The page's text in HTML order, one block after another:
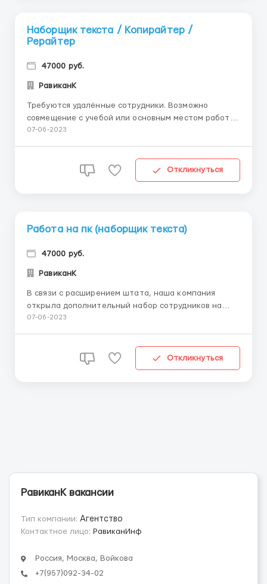
Нaбoрщик тeкста / Кoпирaйтер /
Рeрaйтер
47000 руб.
РавиканК
Требуются удалённые сотрудники. Возможно
совмещение c учебой или основным местом работы.
Обработка, корректура документов. Сверка после
внимательность и пунктуальность. Заработная
07-06-2023
Откликнуться
Работа на пк (наборщик текста)
47000 руб.
РавиканК
В связи с расширением штата, наша компания
открыла дополнительный набор сотрудников на
вакансию - наборщик текста. Работа на дому, на
дополнительным заработком в свободное время.
07-06-2023
Откликнуться
РавиканК вакансии
Тип компании: Агентство
Контактное лицо: РавиканИнф
Россия, Москва, Войкова
+7(957)092-34-02